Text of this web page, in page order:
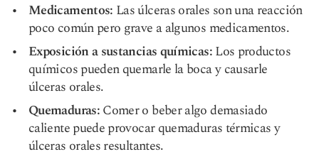
Medicamentos: Las úlceras orales son una reacción
poco común pero grave a algunos medicamentos.
Exposición a sustancias químicas:Los productos
químicos pueden quemarle la boca y causarle
úlceras orales.
Quemaduras:Comer o beber algo demasiado
caliente puede provocar quemaduras térmicas y
úlceras orales resultantes.